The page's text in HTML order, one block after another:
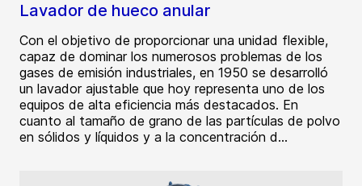
Lavador de hueco anular
Con el objetivo de proporcionar una unidad flexible,
capaz de dominar los numerosos problemas de los
gases de emisión industriales, en 1950 se desarrolló
un lavador ajustable que hoy representa uno de los
equipos de alta eficiencia más destacados. En
cuanto al tamaño de grano de las partículas de polvo
en sólidos y líquidos y a la concentración d...